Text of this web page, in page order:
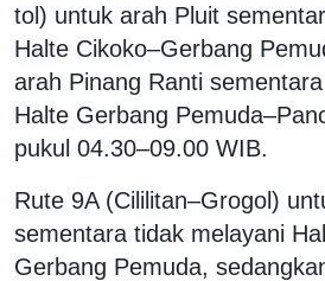
tol) untuk arah Pluit
Halte Cikoko–Gerbang
arah Pinang Ranti
Halte Gerbang
pukul 04.30–09.00 WIB.
Rute 9A (Cililitan–Grogol)
sementara tidak melayani
Gerbang Pemuda,